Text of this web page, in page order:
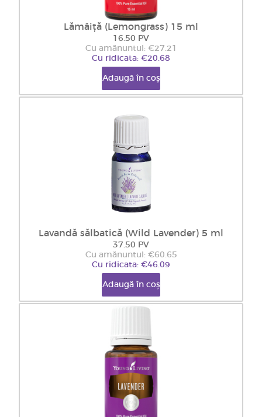
Lămâiță (Lemongrass) 15 ml
16.50 PV
Cu amănuntul: €27.21
Cu ridicata: €20.68
Adaugă în coș
Lavandă sălbatică (Wild Lavender) 5 ml
37.50 PV
Cu amănuntul: €60.65
Cu ridicata: €46.09
Adaugă în coș